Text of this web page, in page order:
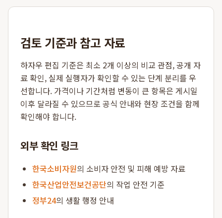
검토 기준과 참고 자료
하자우 편집 기준은 최소 2개 이상의 비교 관점, 공개 자
료 확인, 실제 실행자가 확인할 수 있는 단계 분리를 우
선합니다. 가격이나 기간처럼 변동이 큰 항목은 게시일
이후 달라질 수 있으므로 공식 안내와 현장 조건을 함께
확인해야 합니다.
외부 확인 링크
한국소비자원의 소비자 안전 및 피해 예방 자료
한국산업안전보건공단의 작업 안전 기준
정부24의 생활 행정 안내